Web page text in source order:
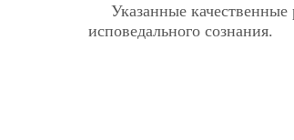
Указанные качественные
исповедального сознания.